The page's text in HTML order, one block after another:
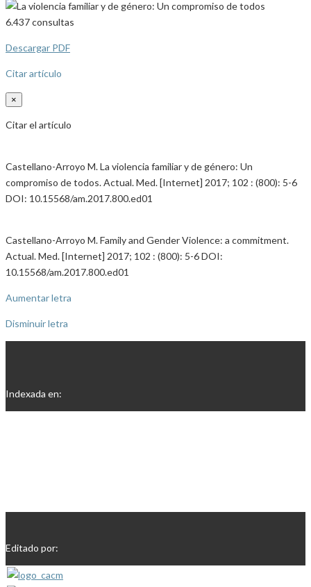
6.437consultas
Descargar PDF
Citar artículo
×
Citar el artículo
Castellano-Arroyo M. La violencia familiar y de género: Un
compromiso de todos. Actual. Med. [Internet] 2017; 102 : (800): 5-6
DOI: 10.15568/am.2017.800.ed01
Castellano-Arroyo M. Family and Gender Violence: a commitment.
Actual. Med. [Internet] 2017; 102 : (800): 5-6 DOI:
10.15568/am.2017.800.ed01
Aumentar letra
Disminuir letra
Indexada en:
Editado por: